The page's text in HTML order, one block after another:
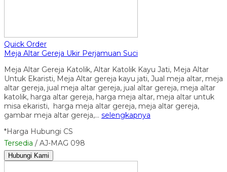
Quick Order
Meja Altar Gereja Ukir Perjamuan Suci
Meja Altar Gereja Katolik, Altar Katolik Kayu Jati, Meja Altar
Untuk Ekaristi, Meja Altar gereja kayu jati, Jual meja altar, meja
altar gereja, jual meja altar gereja, jual altar gereja, meja altar
katolik, harga altar gereja, harga meja altar, meja altar untuk
misa ekaristi, harga meja altar gereja, meja altar gereja,
gambar meja altar gereja,… selengkapnya
*Harga Hubungi CS
Tersedia / AJ-MAG 098
Hubungi Kami